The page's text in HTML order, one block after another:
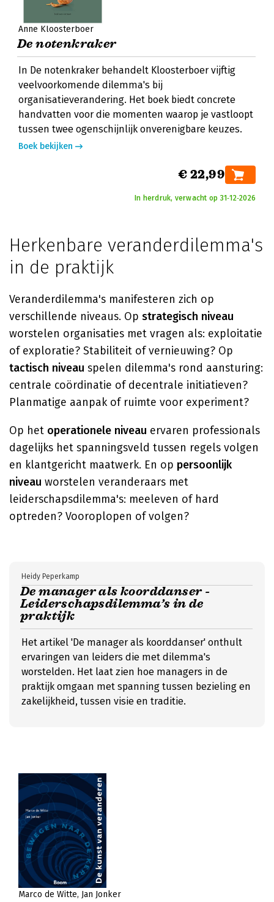
Anne Kloosterboer
De notenkraker
In De notenkraker behandelt Kloosterboer vijftig
veelvoorkomende dilemma's bij
organisatieverandering. Het boek biedt concrete
handvatten voor die momenten waarop je vastloopt
tussen twee ogenschijnlijk onverenigbare keuzes.
Boek bekijken
€ 22,99
In herdruk, verwacht op 31‑12‑2026
Herkenbare veranderdilemma's
in de praktijk
Veranderdilemma's manifesteren zich op
verschillende niveaus. Op strategisch niveau
worstelen organisaties met vragen als: exploitatie
of exploratie? Stabiliteit of vernieuwing? Op
tactisch niveau spelen dilemma's rond aansturing:
centrale coördinatie of decentrale initiatieven?
Planmatige aanpak of ruimte voor experiment?
Op het operationele niveau ervaren professionals
dagelijks het spanningsveld tussen regels volgen
en klantgericht maatwerk. En op persoonlijk
niveau worstelen veranderaars met
leiderschapsdilemma's: meeleven of hard
optreden? Vooroplopen of volgen?
De manager als koorddanser -
Leiderschapsdilemma’s in de
praktijk
Heidy Peperkamp
Het artikel 'De manager als koorddanser' onthult
ervaringen van leiders die met dilemma's
worstelden. Het laat zien hoe managers in de
praktijk omgaan met spanning tussen bezieling en
zakelijkheid, tussen visie en traditie.
Marco de Witte Jan Jonker